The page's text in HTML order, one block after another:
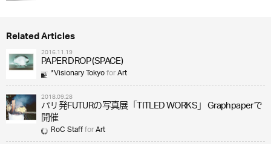
Related Articles
2016.11.19
PAPER DROP (SPACE)
*Visionary TokyoforArt
2018.09.28
パリ発FUTURの写真展「TITLED WORKS」 Graphpaperで
開催
RoC StaffforArt